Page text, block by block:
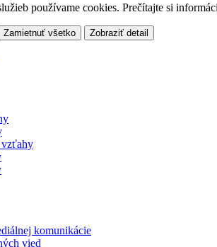
používame cookies. Prečítajte si
Zamietnuť všetko Zobraziť detail
vzťahy
komunikácie
vied